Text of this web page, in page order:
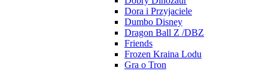
Dora i Przyjaciele
Dumbo Disney
Dragon Ball Z /DBZ
Friends
Frozen Kraina Lodu
Gra o Tron